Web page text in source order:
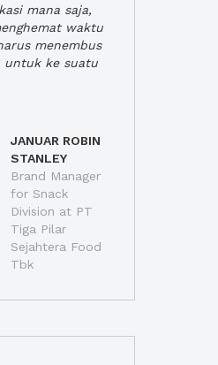
mana saja,
waktu
menembus
untuk ke suatu
JANUAR ROBIN
STANLEY
Brand Manager
for Snack
Division at PT
Tiga Pilar
Sejahtera Food
Tbk